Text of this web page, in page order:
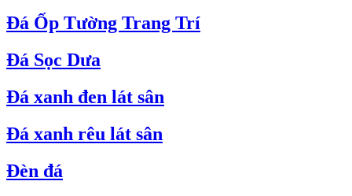
Đá Ốp Tường Trang Trí
Đá Sọc Dưa
Đá xanh đen lát sân
Đá xanh rêu lát sân
Đèn đá